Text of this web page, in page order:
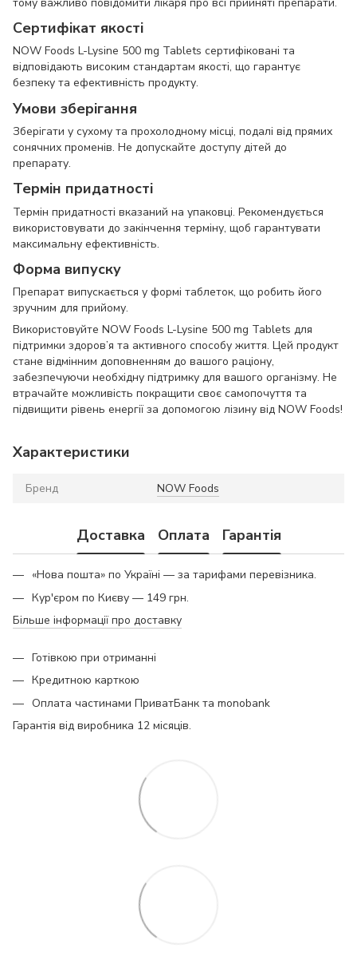
Сертифікат якості
NOW Foods L-Lysine 500 mg Tablets сертифіковані та
відповідають високим стандартам якості, що гарантує
безпеку та ефективність продукту.
Умови зберігання
Зберігати у сухому та прохолодному місці, подалі від прямих
сонячних променів. Не допускайте доступу дітей до
препарату.
Термін придатності
Термін придатності вказаний на упаковці. Рекомендується
використовувати до закінчення терміну, щоб гарантувати
максимальну ефективність.
Форма випуску
Препарат випускається у формі таблеток, що робить його
зручним для прийому.
Використовуйте NOW Foods L-Lysine 500 mg Tablets для
підтримки здоров’я та активного способу життя. Цей продукт
стане відмінним доповненням до вашого раціону,
забезпечуючи необхідну підтримку для вашого організму. Не
втрачайте можливість покращити своє самопочуття та
підвищити рівень енергії за допомогою лізину від NOW Foods!
Характеристики
Бренд NOW Foods
Доставка Оплата Гарантія
«Нова пошта» по Україні — за тарифами перевізника.
Кур'єром по Києву — 149 грн.
Більше інформації про доставку
Готівкою при отриманні
Кредитною карткою
Оплата частинами ПриватБанк та monobank
Гарантія від виробника 12 місяців.